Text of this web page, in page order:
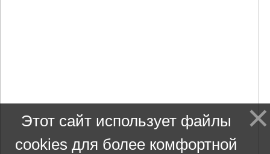
Этот сайт использует файлы
cookies для более комфортной